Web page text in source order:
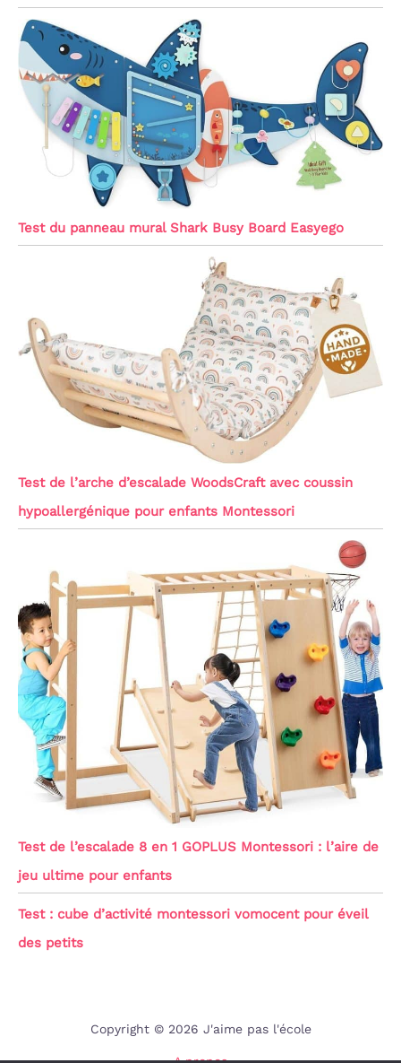
Test du panneau mural Shark Busy Board Easyego
Test de l’arche d’escalade WoodsCraft avec coussin
hypoallergénique pour enfants Montessori
Test de l’escalade 8 en 1 GOPLUS Montessori : l’aire de
jeu ultime pour enfants
Test : cube d’activité montessori vomocent pour éveil
des petits
Copyright © 2026 J'aime pas l'école